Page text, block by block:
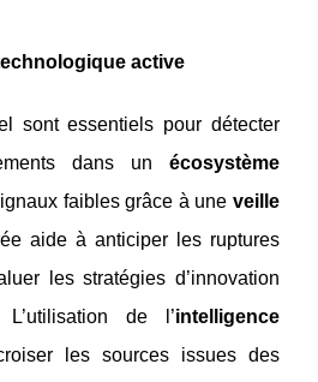
active
sont essentiels pour détecter
dans un écosystème
faibles grâce à une veille
aide à anticiper les ruptures
les stratégies d’innovation
de l’intelligence
les sources issues des